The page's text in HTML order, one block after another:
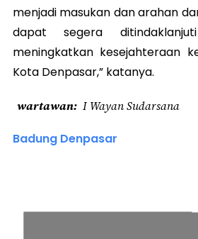
menjadi masukan dan arahan
dapat segera
meningkatkan kesejahteraan
Kota Denpasar,” katanya.
wartawan I Wayan Sudarsana
Badung Denpasar